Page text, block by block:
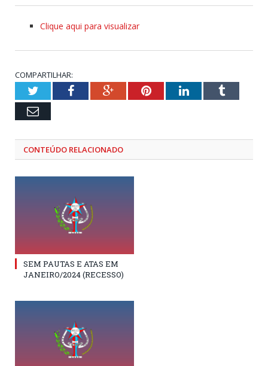
Clique aqui para visualizar
COMPARTILHAR:
TwitterFacebookGoogle+PinterestLinkedInTumblr
Email
CONTEÚDO RELACIONADO
SEM PAUTAS E ATAS EM
JANEIRO/2024 (RECESSO)